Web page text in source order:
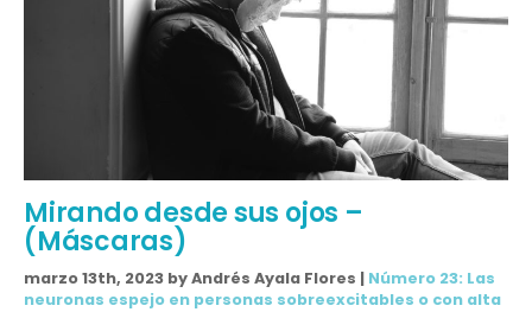
Mirando desde sus ojos –
(Máscaras)
marzo 13th, 2023 by Andrés Ayala Flores | Número 23: Las
neuronas espejo en personas sobreexcitables o con alta